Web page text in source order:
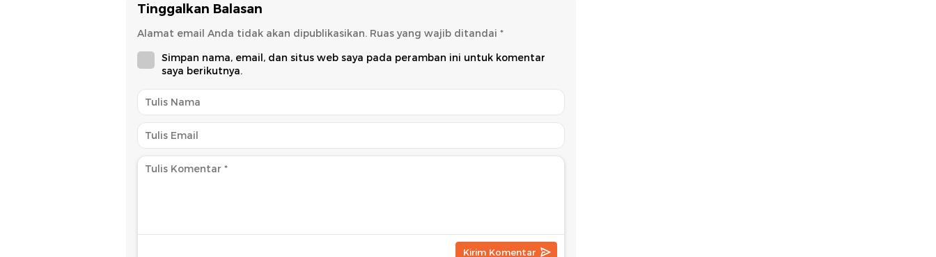
Tinggalkan Balasan
Alamat email Anda tidak akan dipublikasikan. Ruas yang wajib ditandai *
Simpan nama, email, dan situs web saya pada peramban ini untuk komentar
saya berikutnya.